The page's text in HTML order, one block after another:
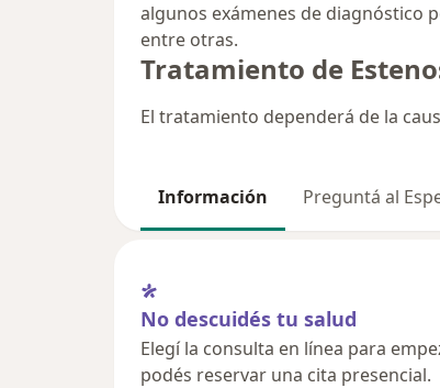
algunos exámenes de diagnóstico
entre otras.
Tratamiento de
El tratamiento dependerá de la
Información Preguntá al
No descuidés tu salud
Elegí la consulta en línea para
podés reservar una cita presencial.